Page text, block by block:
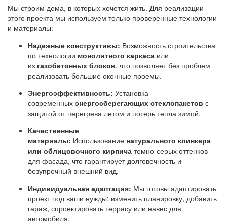
Мы строим дома, в которых хочется жить. Для реализации
этого проекта мы используем только проверенные технологии
и материалы:
Надежные конструктивы: Возможность строительства
по технологии монолитного каркаса или
из газобетонных блоков, что позволяет без проблем
реализовать большие оконные проемы.
Энергоэффективность: Установка
современных энергосберегающих стеклопакетов с
защитой от перегрева летом и потерь тепла зимой.
Качественные
материалы: Использование натурального клинкера
или облицовочного кирпича темно-серых оттенков
для фасада, что гарантирует долговечность и
безупречный внешний вид.
Индивидуальная адаптация: Мы готовы адаптировать
проект под ваши нужды: изменить планировку, добавить
гараж, спроектировать террасу или навес для
автомобиля.